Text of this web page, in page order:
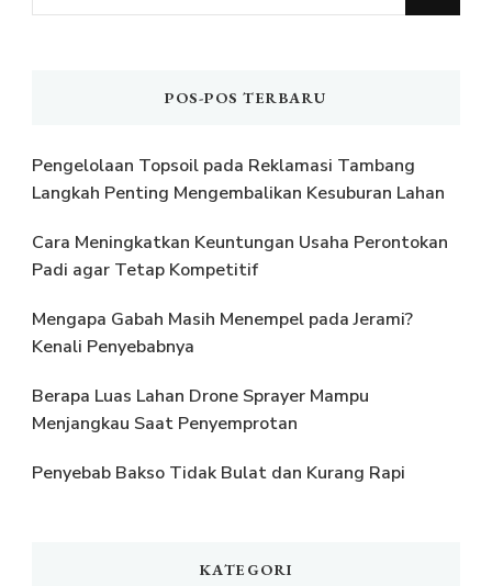
Sesuatu?
POS-POS TERBARU
Pengelolaan Topsoil pada Reklamasi Tambang
Langkah Penting Mengembalikan Kesuburan Lahan
Cara Meningkatkan Keuntungan Usaha Perontokan
Padi agar Tetap Kompetitif
Mengapa Gabah Masih Menempel pada Jerami?
Kenali Penyebabnya
Berapa Luas Lahan Drone Sprayer Mampu
Menjangkau Saat Penyemprotan
Penyebab Bakso Tidak Bulat dan Kurang Rapi
KATEGORI